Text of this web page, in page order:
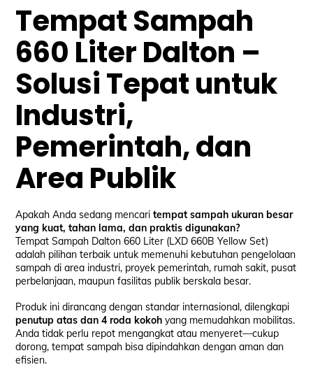
Tempat Sampah
660 Liter Dalton –
Solusi Tepat untuk
Industri,
Pemerintah, dan
Area Publik
Apakah Anda sedang mencaritempat sampah ukuran besar
yang kuat, tahan lama, dan praktis digunakan?
Tempat Sampah Dalton 660 Liter (LXD 660B Yellow Set)
adalah pilihan terbaik untuk memenuhi kebutuhan pengelolaan
sampah di area industri, proyek pemerintah, rumah sakit, pusat
perbelanjaan, maupun fasilitas publik berskala besar.
Produk ini dirancang dengan standar internasional, dilengkapi
penutup atas dan 4 roda kokoh yang memudahkan mobilitas.
Anda tidak perlu repot mengangkat atau menyeret—cukup
dorong, tempat sampah bisa dipindahkan dengan aman dan
efisien.